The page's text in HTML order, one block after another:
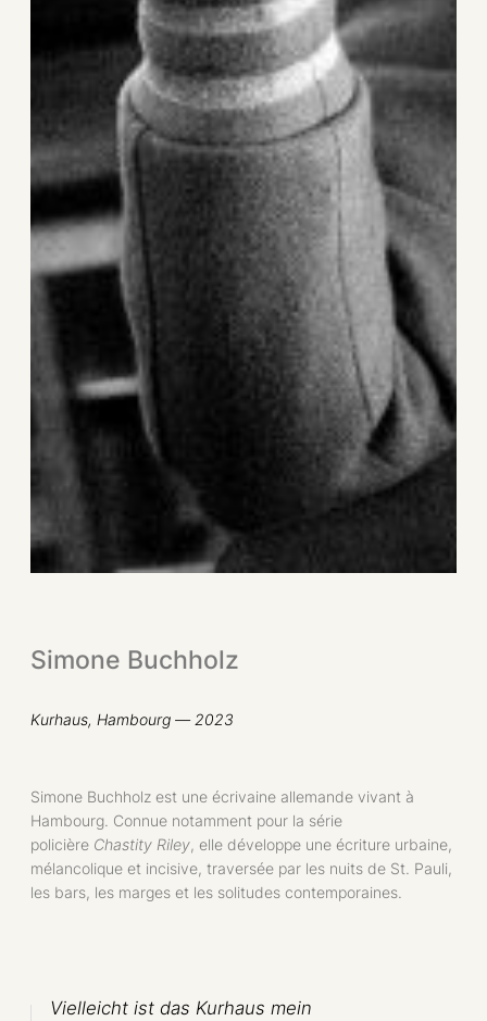
Simone Buchholz
Kurhaus, Hambourg — 2023
Simone Buchholz est une écrivaine allemande vivant à
Hambourg. Connue notamment pour la série
policière Chastity Riley, elle développe une écriture urbaine,
mélancolique et incisive, traversée par les nuits de St. Pauli,
les bars, les marges et les solitudes contemporaines.
Vielleicht ist das Kurhaus mein